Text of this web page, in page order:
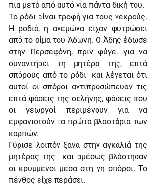
πια μετά από αυτό για πάντα δική του.
Το ρόδι είναι τροφή για τους νεκρούς.
Η ροδιά, η ανεμώνα είχαν φυτρώσει
από το αίμα του Άδωνη. Ο Άδης έδωσε
στην Περσεφόνη, πριν φύγει για να
συναντήσει τη μητέρα της, επτά
σπόρους από το ρόδι  και λέγεται ότι
αυτοί οι σπόροι αντιπροσώπευαν τις
επτά φάσεις της σελήνης, φάσεις που
οι γεωργοί περιμένουν για να
εμφανιστούν τα πρώτα βλαστάρια των
καρπών.
Γύρισε λοιπόν ξανά στην αγκαλιά της
μητέρας της  και αμέσως βλάστησαν
οι κρυμμένοι μέσα στη γη σπόροι. To
πένθος είχε περάσει.